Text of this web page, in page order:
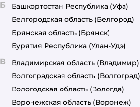
Б Башкортостан Республика (Уфа)
Белгородская область (Белгород)
Брянская область (Брянск)
Бурятия Республика (Улан-Удэ)
В Владимирская область (Владимир)
Волгоградская область (Волгоград)
Вологодская область (Вологда)
Воронежская область (Воронеж)